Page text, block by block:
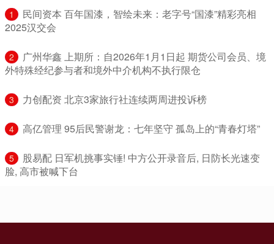
1
​民间资本 百年国漆，智绘未来：老字号“国漆”精彩亮相
2025汉交会
2
​广州华鑫 上期所：自2026年1月1日起 期货公司会员、境
外特殊经纪参与者和境外中介机构不执行限仓
3 ​力创配资 北京3家旅行社连续两周进投诉榜
4 ​高亿管理 95后民警谢龙：七年坚守 孤岛上的“青春灯塔”
5
​股易配 日军机挑事实锤! 中方公开录音后, 日防长光速变
脸, 高市被喊下台